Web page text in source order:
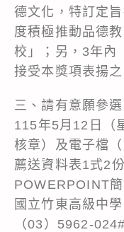
德文化，特訂定
度積極推動品德
校」；另，3年內
接受本獎項表揚
三、請有意願參
115年5月12日（
核章）及電子檔
薦送資料表1式2
POWERPOINT
國立竹東高級中
（03）5962-